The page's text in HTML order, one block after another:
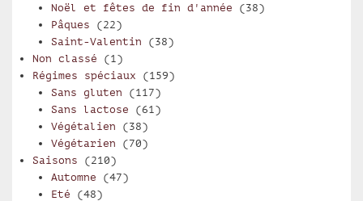
Noël et fêtes de fin d'année (38)
Pâques (22)
Saint-Valentin (38)
Non classé (1)
Régimes spéciaux (159)
Sans gluten (117)
Sans lactose (61)
Végétalien (38)
Végétarien (70)
Saisons (210)
Automne (47)
Eté (48)